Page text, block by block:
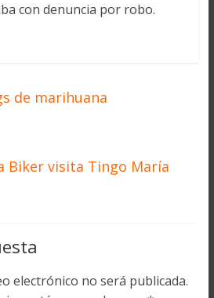
con denuncia por robo.
de marihuana
Biker visita Tingo María
electrónico no será publicada.